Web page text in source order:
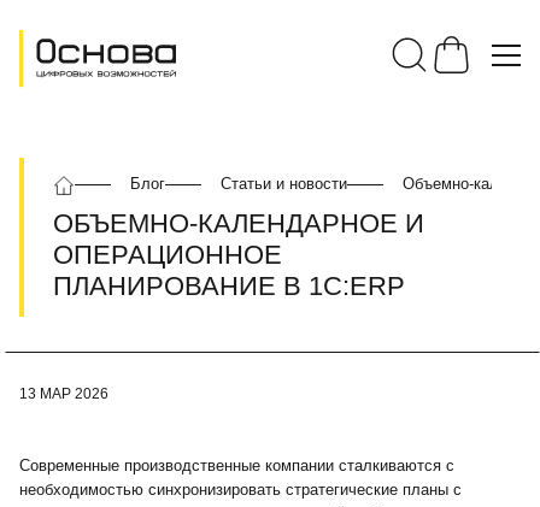
Блог Статьи и новости Объемно-
ОБЪЕМНО-КАЛЕНДАРНОЕ И
ОПЕРАЦИОННОЕ
ПЛАНИРОВАНИЕ В 1С:ERP
13 МАР 2026
Современные производственные компании сталкиваются с
необходимостью синхронизировать стратегические планы с